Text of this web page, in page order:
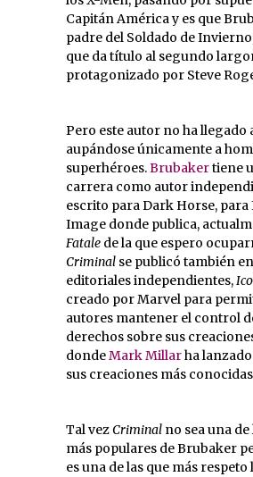
Capitán América y es que
padre del Soldado de
que da título al segundo
protagonizado por Steve
Pero este autor no ha llegado
aupándose únicamente a
superhéroes.Brubakertiene
carrera como autor
escrito para Dark Horse, para
Image donde publica,
Fatale de la que espero
Criminal se publicó también
editoriales independientes,
creado por Marvel para
autores mantener el control
derechos sobre sus
dondeMark Millarha
sus creaciones más
Tal vezCriminal no sea una de
más populares de Brubaker
es una de las que más respeto